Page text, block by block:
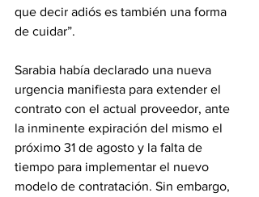
que decir adiós es también una forma
de cuidar”.
Sarabia había declarado una nueva
urgencia manifiesta para extender el
contrato con el actual proveedor, ante
la inminente expiración del mismo el
próximo 31 de agosto y la falta de
tiempo para implementar el nuevo
modelo de contratación. Sin embargo,